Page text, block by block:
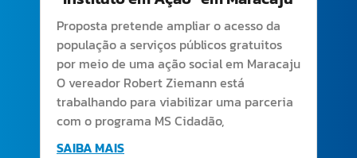
Proposta pretende ampliar o acesso da
população a serviços públicos gratuitos
por meio de uma ação social em Maracaju
O vereador Robert Ziemann está
trabalhando para viabilizar uma parceria
com o programa MS Cidadão,
SAIBA MAIS